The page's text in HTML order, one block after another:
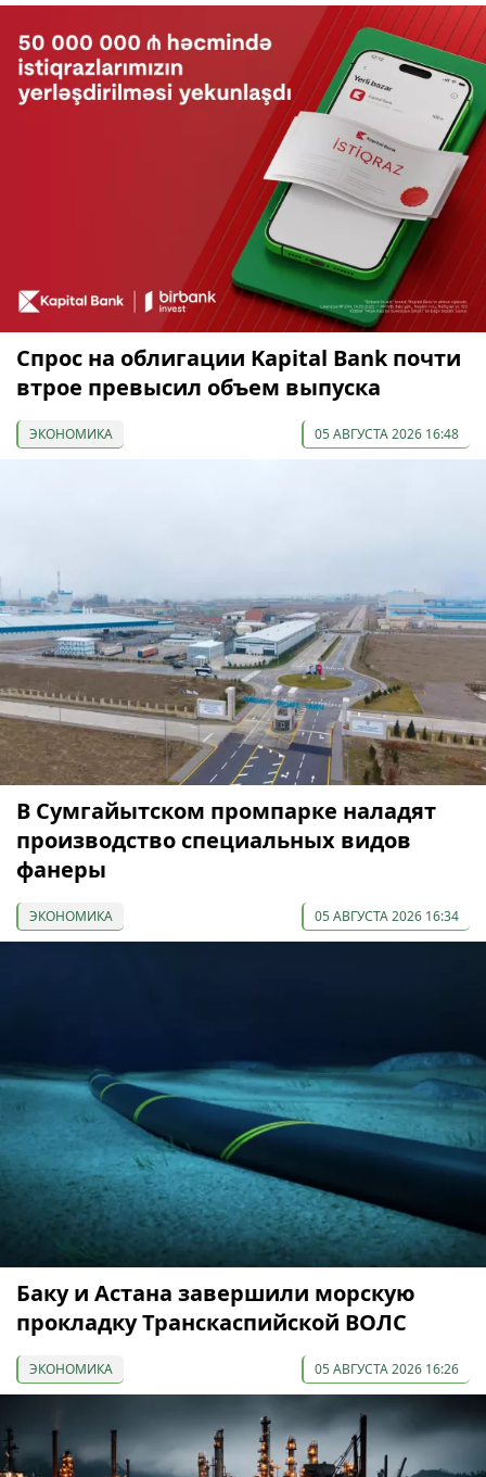
Спрос на облигации Kapital Bank почти
втрое превысил объем выпуска
ЭКОНОМИКА 05 АВГУСТА 2026 16:48
В Сумгайытском промпарке наладят
производство специальных видов
фанеры
ЭКОНОМИКА 05 АВГУСТА 2026 16:34
Баку и Астана завершили морскую
прокладку Транскаспийской ВОЛС
ЭКОНОМИКА 05 АВГУСТА 2026 16:26